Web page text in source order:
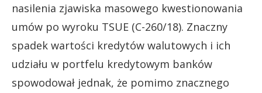
nasilenia zjawiska masowego kwestionowania
umów po wyroku TSUE (C-260/18). Znaczny
spadek wartości kredytów walutowych i ich
udziału w portfelu kredytowym banków
spowodował jednak, że pomimo znacznego